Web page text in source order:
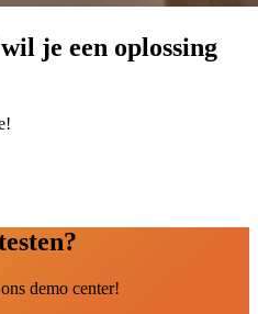
je een oplossing
demo center!